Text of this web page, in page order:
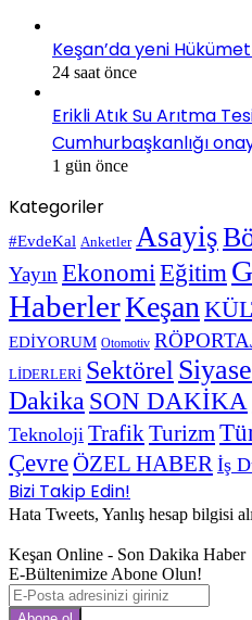
Keşan’da yeni Hükümet
24 saat önce
Erikli Atık Su Arıtma
Cumhurbaşkanlığı
1 gün önce
Kategoriler
#EvdeKal Anketler Asayiş
Yayın Ekonomi Eğitim
HaberlerKeşan
EDİYORUM Otomotiv
LİDERLERİ Sektörel
Dakika SON DAKİKA
Teknoloji TrafikTurizm
ÇevreÖZEL HABER İş
Bizi Takip Edin!
Hata Tweets, Yanlış hesap bilgisi
Keşan Online - Son Dakika Haber
E-Bültenimize Abone Olun!
E-
Posta